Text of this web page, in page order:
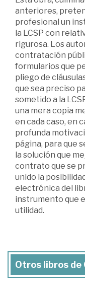
anteriores,
profesional un
la LCSP con
rigurosa. Los
contratación
formularios que
pliego de
que sea preciso
sometido a la
una mera copia
en cada caso, en
profunda
página, para que
la solución que
contrato que se
unido la
electrónica del
instrumento que
utilidad.
Otros libros de